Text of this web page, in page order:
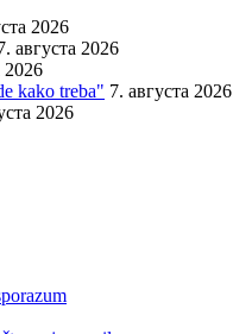
2026
августа 2026
2026
kako treba" 7. августа 2026
2026